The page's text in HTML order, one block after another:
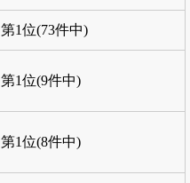
第1位(73件中)
第1位(9件中)
第1位(8件中)